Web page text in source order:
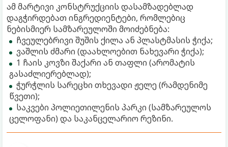
ამ მარტივი კონსტრუქციის დასამზადებლად
დაგჭირდებათ ინგრედიენტები, რომლებიც
ნებისმიერ სამზარეულოში მოიძებნება:
ჩვეულებრივი შუშის ქილა ან პლასტმასის ჭიქა;
ვაშლის ძმარი (დაახლოებით ნახევარი ჭიქა);
1 ჩაის კოვზი შაქარი ან თაფლი (არომატის
გასაძლიერებლად);
ჭურჭლის სარეცხი თხევადი ჟელე (რამდენიმე
წვეთი);
საკვები პოლიეთილენის პარკი (სამზარეულოს
ცელოფანი) და საკანცელარიო რეზინი.